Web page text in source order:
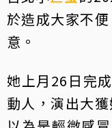
於造成大家不
意。
她上月26日完
動人，演出大